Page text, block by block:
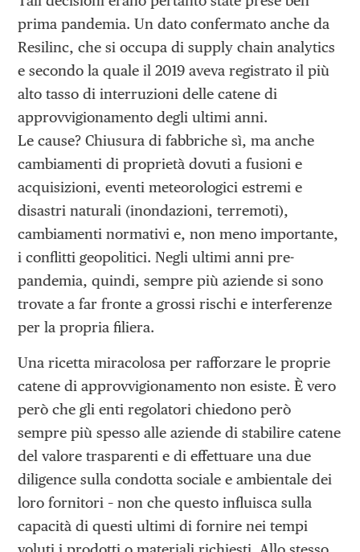
prima pandemia. Un dato confermato anche da
Resilinc, che si occupa di supply chain analytics
e secondo la quale il 2019 aveva registrato il più
alto tasso di interruzioni delle catene di
approvvigionamento degli ultimi anni.
Le cause? Chiusura di fabbriche sì, ma anche
cambiamenti di proprietà dovuti a fusioni e
acquisizioni, eventi meteorologici estremi e
disastri naturali (inondazioni, terremoti),
cambiamenti normativi e, non meno importante,
i conflitti geopolitici. Negli ultimi anni pre-
pandemia, quindi, sempre più aziende si sono
trovate a far fronte a grossi rischi e interferenze
per la propria filiera.
Una ricetta miracolosa per rafforzare le proprie
catene di approvvigionamento non esiste. È vero
però che gli enti regolatori chiedono però
sempre più spesso alle aziende di stabilire catene
del valore trasparenti e di effettuare una due
diligence sulla condotta sociale e ambientale dei
loro fornitori – non che questo influisca sulla
capacità di questi ultimi di fornire nei tempi